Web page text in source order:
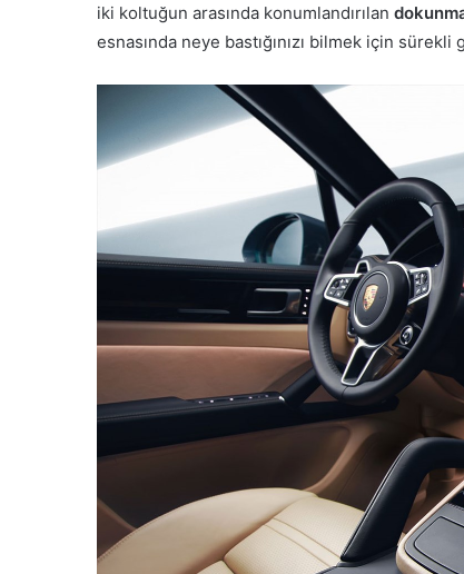
iki koltuğun arasında konumlandırılan
esnasında neye bastığınızı bilmek için